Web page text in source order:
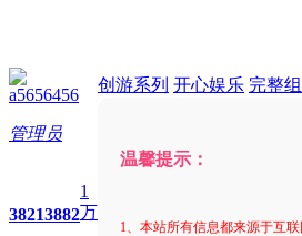
a5656456
管理员
38213882
1
万
创游系列 开心娱乐 完整
温馨提示：
1、本站所有信息都来源于互